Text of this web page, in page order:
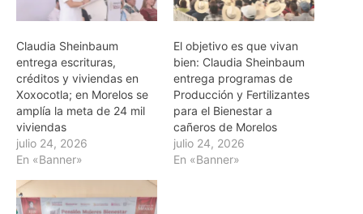
Claudia Sheinbaum
entrega escrituras,
créditos y viviendas en
Xoxocotla; en Morelos se
amplía la meta de 24 mil
viviendas
julio 24, 2026
En «Banner»
El objetivo es que vivan
bien: Claudia Sheinbaum
entrega programas de
Producción y Fertilizantes
para el Bienestar a
cañeros de Morelos
julio 24, 2026
En «Banner»